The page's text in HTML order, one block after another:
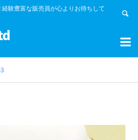
験豊富な販売員が心よりお待ちして

